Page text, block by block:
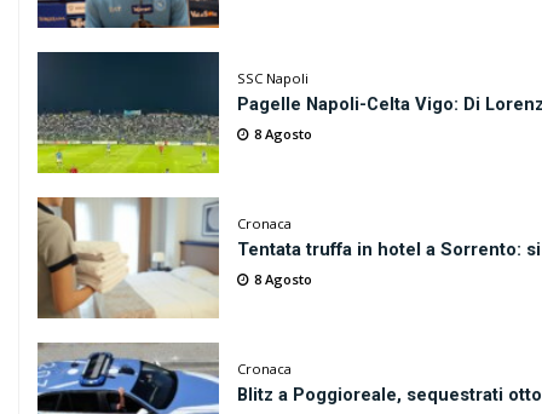
SSC Napoli
Pagelle Napoli-Celta Vigo: Di
8 Agosto
Cronaca
Tentata truffa in hotel a Sorrento:
8 Agosto
Cronaca
Blitz a Poggioreale, sequestrati